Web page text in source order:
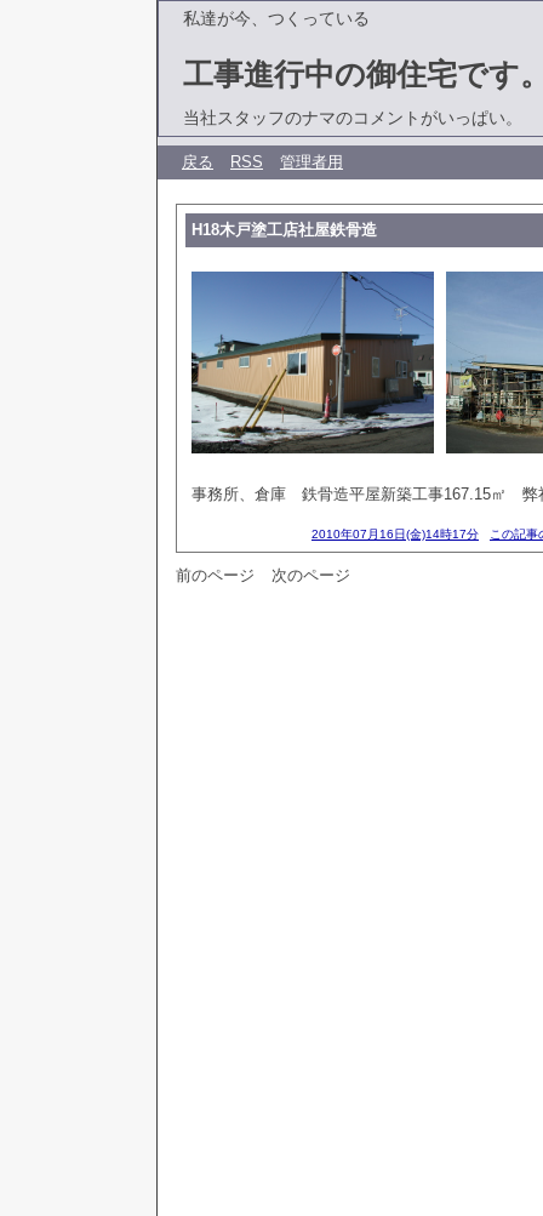
私達が今、つくっている
工事進行中の御住宅です
当社スタッフのナマのコメントがいっぱい。
戻る RSS 管理者用
H18木戸塗工店社屋鉄骨造
事務所、倉庫 鉄骨造平屋新築工事167.15㎡ 弊
2010年07月16日(金)14時17分 この記事
前のページ 次のページ